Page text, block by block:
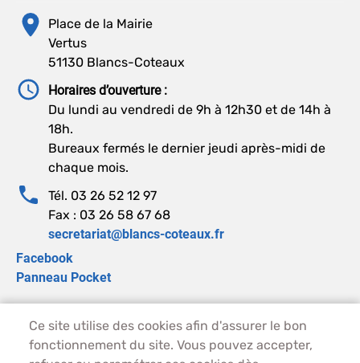
Place de la Mairie
Vertus
51130 Blancs-Coteaux
Horaires d’ouverture :
Du lundi au vendredi de 9h à 12h30 et de 14h à
18h.
Bureaux fermés le dernier jeudi après-midi de
chaque mois.
Tél. 03 26 52 12 97
Fax : 03 26 58 67 68
secretariat@blancs-coteaux.fr
Facebook
Panneau Pocket
Ce site utilise des cookies afin d'assurer le bon
fonctionnement du site. Vous pouvez accepter,
PIED DE PAGE - BLANCS-COTEAUX
ACCUEIL
PLAN DU SITE